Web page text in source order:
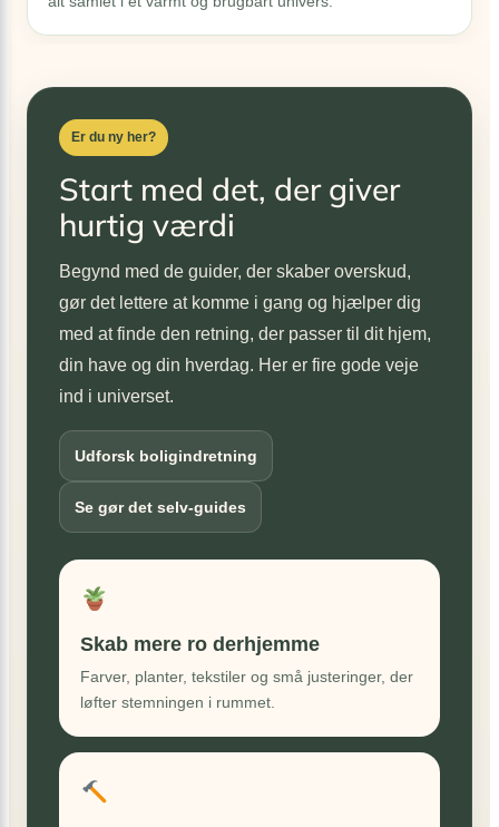
Er du ny her?
Start med det, der giver
hurtig værdi
Begynd med de guider, der skaber overskud,
gør det lettere at komme i gang og hjælper dig
med at finde den retning, der passer til dit hjem,
din have og din hverdag. Her er fire gode veje
ind i universet.
Udforsk boligindretning
Se gør det selv-guides
Skab mere ro derhjemme
Farver, planter, tekstiler og små justeringer, der
løfter stemningen i rummet.